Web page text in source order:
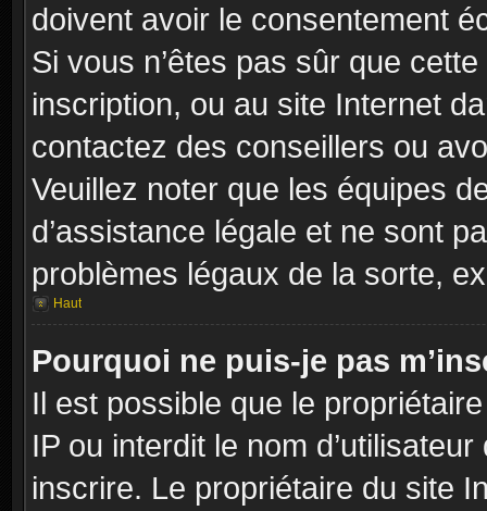
doivent avoir le consentement
Si vous n’êtes pas sûr que
inscription, ou au site Internet
contactez des conseillers ou
Veuillez noter que les équipes
d’assistance légale et ne sont
problèmes légaux de la sorte,
Haut
Pourquoi ne puis-je pas
Il est possible que le
IP ou interdit le nom
inscrire. Le propriétaire du site